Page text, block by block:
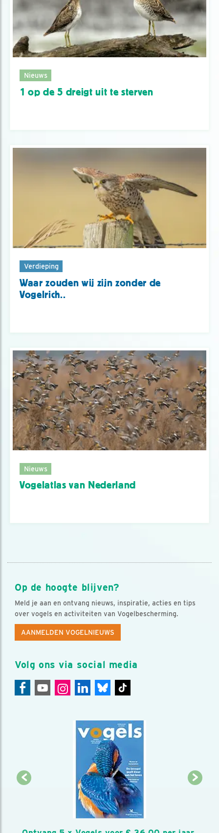
Nieuws
1 op de 5 dreigt uit te sterven
Verdieping
Waar zouden wij zijn zonder de
Vogelrich..
Nieuws
Vogelatlas van Nederland
Op de hoogte blijven?
Meld je aan en ontvang nieuws, inspiratie, acties en tips
over vogels en activiteiten van Vogelbescherming.
AANMELDEN VOGELNIEUWS
Volg ons via social media